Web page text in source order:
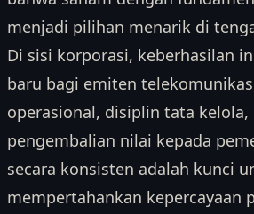
menjadi pilihan menarik di
Di sisi korporasi, keberhasilan
baru bagi emiten
operasional, disiplin tata kelola,
pengembalian nilai kepada
secara konsisten adalah kunci
mempertahankan kepercayaan